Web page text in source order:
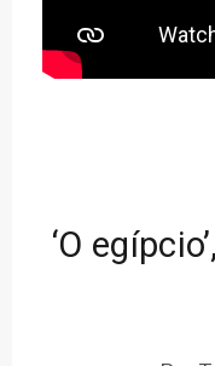
‘O